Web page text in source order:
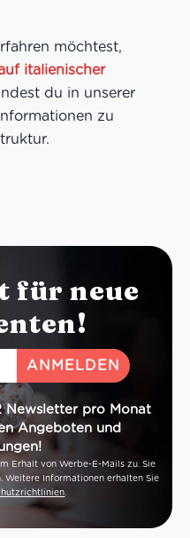
möchtest,
italienischer
du in unserer
zu
für neue
Newsletter pro Monat
Angeboten und
Erhalt von Werbe-E-Mails zu. Sie
Informationen erhalten Sie
.